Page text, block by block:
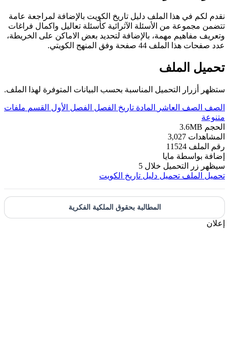
نقدم لكم في هذا الملف دليل تاريخ الكويت بالإضافة لمراجعة عامة
تتضمن مجموعة من الأسئلة الآثرائية كأسئلة تعاليل واكمال فراغات
وتعريف مفاهيم مهمة، بالإضافة لتحديد بعض الاماكن على الخريطة،
عدد صفحات هذا الملف 44 صفحة وفق المنهج الكويتي.
تحميل الملف
ستظهر أزرار التحميل المناسبة بحسب البيانات المتوفرة لهذا الملف.
الصف الصف العاشر المادة تاريخ الفصل الفصل الأول القسم ملفات
متنوعة
الحجم 3.6MB
المشاهدات 3,027
رقم الملف 11524
إضافة بواسطة مايا
سيظهر زر التحميل خلال 5
تحميل الملف تحميل دليل تاريخ الكويت
المطالبة بحقوق الملكية الفكرية
إعلان